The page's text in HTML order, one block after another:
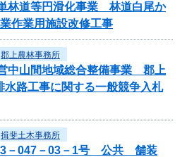
林道等円滑化事業 林道白尾か
作業用施設改修工事
郡上農林事務所
中山間地域総合整備事業 郡上
路工事に関する一般競争入札
揖斐土木事務所
－047－03－1号 公共 舗装